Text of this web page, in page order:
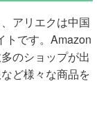
アリエクは中国
トです。Amazon
のショップが出
ど様々な商品を